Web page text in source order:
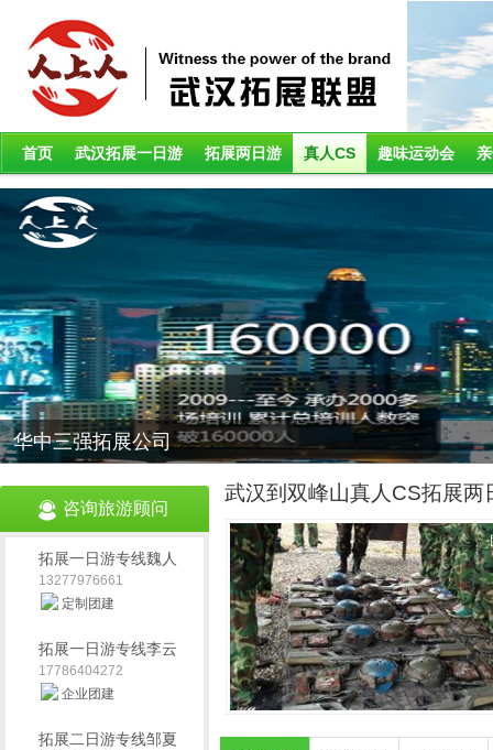
首页 武汉拓展一日游 拓展两日游 真人CS 趣味运动会
华中三强拓展公司
武汉到双峰山真人CS拓展两
咨询旅游顾问
拓展一日游专线魏人
13277976661
定制团建
拓展一日游专线李云
17786404272
企业团建
拓展二日游专线邹夏